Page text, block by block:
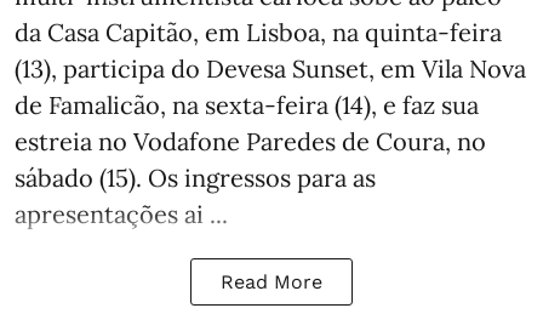
da Casa Capitão, em Lisboa, na quinta-feira
(13), participa do Devesa Sunset, em Vila Nova
de Famalicão, na sexta-feira (14), e faz sua
estreia no Vodafone Paredes de Coura, no
sábado (15). Os ingressos para as
apresentações ai ...
Read More